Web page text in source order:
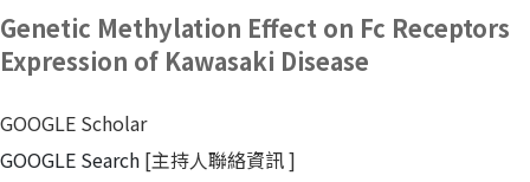
Genetic Methylation Effect on Fc Receptors
Expression of Kawasaki Disease
GOOGLE Scholar
GOOGLE Search [主持人聯絡資訊]